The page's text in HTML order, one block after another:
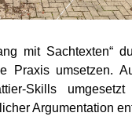
mit Sachtexten“
Praxis umsetzen.
Skills
Argumentation